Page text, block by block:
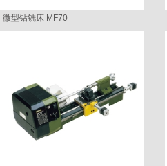
微型钻铣床 MF70